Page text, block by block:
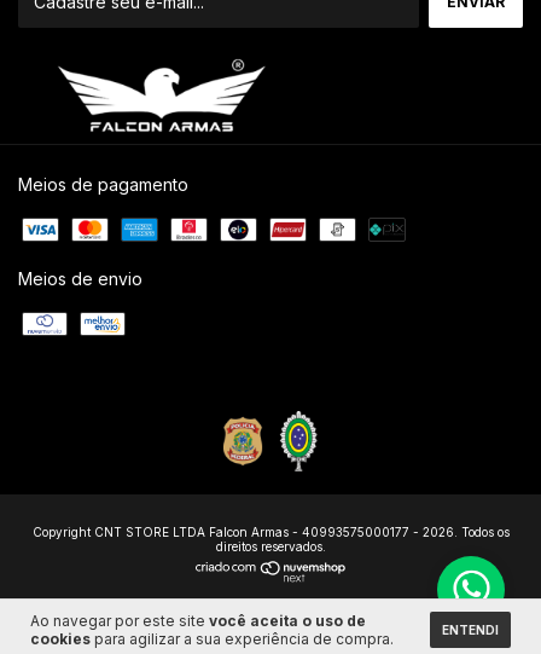
Ao navegar por este site você aceita o uso de
cookies para agilizar a sua experiência de compra. ENTENDI
Meios de pagamento
Meios de envio
Copyright CNT STORE LTDA Falcon Armas - 40993575000177 - 2026. Todos os
direitos reservados.